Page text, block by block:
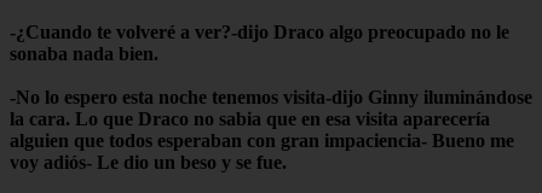
-¿Cuando te volveré a ver?-dijo Draco algo preocupado no le
sonaba nada bien.
-No lo espero esta noche tenemos visita-dijo Ginny iluminándose
la cara. Lo que Draco no sabia que en esa visita aparecería
alguien que todos esperaban con gran impaciencia- Bueno me
voy adiós- Le dio un beso y se fue.